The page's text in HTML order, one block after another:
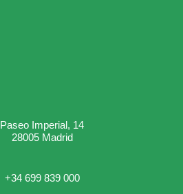
Paseo Imperial, 14
28005 Madrid
+34 699 839 000